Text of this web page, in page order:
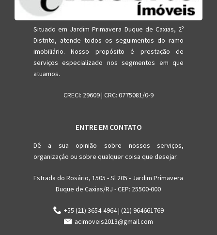
Situado em Jardim Primavera Duque de Caxias, 2º
Distrito, atende todos os seguimentos do ramo
imobiliário. Nosso propósito é prestação de
serviços especializado nos segmentos em que
atuamos.
CRECI: 29609 | CRC: 0775081/0-9
ENTRE EM CONTATO
Dê a sua opinião sobre nossos serviços,
organizaçáo ou sobre qualquer coisa que desejar.
Estrada do Rosário, 1505 - Sl 205 - Jardim Primavera
Duque de Caxias/RJ - CEP: 25500-000
+55 (21) 3654-4964 | (21) 964661769
acimoveis2013@gmail.com